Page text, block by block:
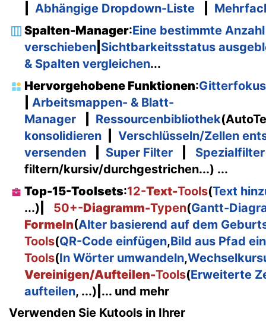
Abhängige Dropdown-Liste
Spalten-Manager:Eine bestimmte
verschieben Sichtbarkeitsstatus
& Spalten vergleichen...
Hervorgehobene Funktionen:Gitterfokus
Arbeitsmappen- & Blatt-
Manager
Ressourcenbibliothek
konsolidieren
Verschlüsseln/Zellen
versenden
Super Filter Spezialfilter
filtern/kursiv/durchgestrichen...) ...
Top-15-Toolsets:12-Text-Tools(Text
...)
50+-Diagramm-Typen(Gantt-
Formeln(Alter basierend auf dem
Tools(QR-Code einfügen,Bild aus Pfad
Tools(In Wörter umwandeln,
Vereinigen/Aufteilen-Tools(Erweiterte
aufteilen, ...) ... und mehr
Verwenden Sie Kutools in Ihrer